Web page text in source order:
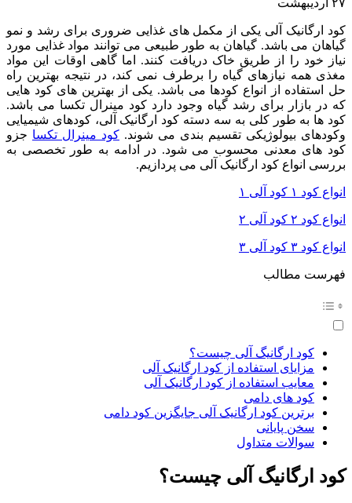
۲۷ اردیبهشت
کود ارگانیک آلی یکی از مکمل های غذایی ضروری برای رشد و نمو
گیاهان می باشد. گیاهان به طور طبیعی می توانند مواد غذایی مورد
نیاز خود را از طریق خاک دریافت کنند. اما گاهی اوقات این مواد
مغذی همه نیازهای گیاه را برطرف نمی کند، در نتیجه بهترین راه
حل استفاده از انواع کودها می باشد. یکی از بهترین های کود هایی
که در بازار برای رشد گیاه وجود دارد کود مینرال تکسا می باشد.
کود ها به طور کلی به سه دسته کود ارگانیک آلی، کودهای شیمیایی
وکودهای بیولوژیکی تقسیم بندی می شوند. کود مینرال تکسا جزو
کود های معدنی محسوب می شود. در ادامه به طور تخصصی به
بررسی انواع کود ارگانیک آلی می پردازیم.
انواع کود ۱ کود آلی ۱
انواع کود ۲ کود آلی ۲
انواع کود ۳ کود آلی ۳
فهرست مطالب
کود ارگانیگ آلی چیست؟
مزایای استفاده از کود ارگانیک آلی
معایب استفاده از کود ارگانیک آلی
کود های دامی
برترین کود ارگانیک آلی جایگزین کود دامی
سخن پایانی
سوالات متداول
کود ارگانیگ آلی چیست؟